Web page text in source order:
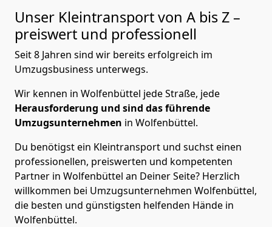
Unser Kleintransport von A bis Z –
preiswert und professionell
Seit 8 Jahren sind wir bereits erfolgreich im
Umzugsbusiness unterwegs.
Wir kennen in Wolfenbüttel jede Straße, jede
Herausforderung und sind das führende
Umzugsunternehmen in Wolfenbüttel.
Du benötigst ein Kleintransport und suchst einen
professionellen, preiswerten und kompetenten
Partner in Wolfenbüttel an Deiner Seite? Herzlich
willkommen bei Umzugsunternehmen Wolfenbüttel,
die besten und günstigsten helfenden Hände in
Wolfenbüttel.